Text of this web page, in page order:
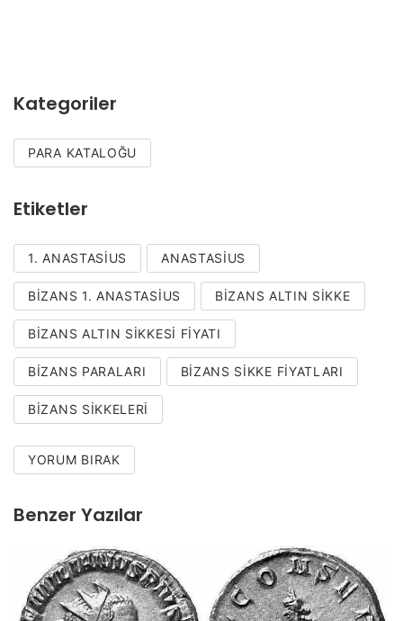
Kategoriler
PARA KATALOĞU
Etiketler
1. ANASTASIUS ANASTASIUS
BIZANS 1. ANASTASIUS BIZANS ALTIN SIKKE
BIZANS ALTIN SIKKESI FIYATI
BIZANS PARALARI BIZANS SIKKE FIYATLARI
BIZANS SIKKELERI
YORUM BIRAK
Benzer Yazılar